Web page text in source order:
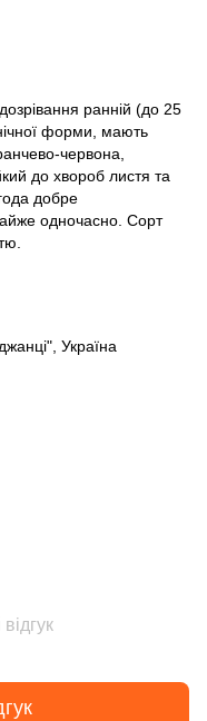
ранній (до 25
форми, мають
червона,
до хвороб листя та
добре
одночасно. Сорт
Україна